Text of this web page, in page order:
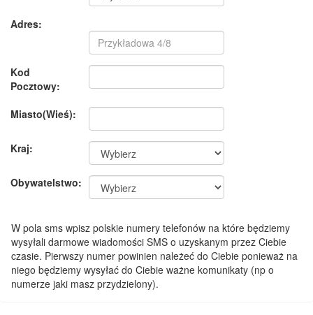
Adres:
Kod
Pocztowy:
Miasto(Wieś):
Kraj:
Obywatelstwo:
W pola sms wpisz polskie numery telefonów na które będziemy
wysyłali darmowe wiadomości SMS o uzyskanym przez Ciebie
czasie. Pierwszy numer powinien należeć do Ciebie ponieważ na
niego będziemy wysyłać do Ciebie ważne komunikaty (np o
numerze jaki masz przydzielony).